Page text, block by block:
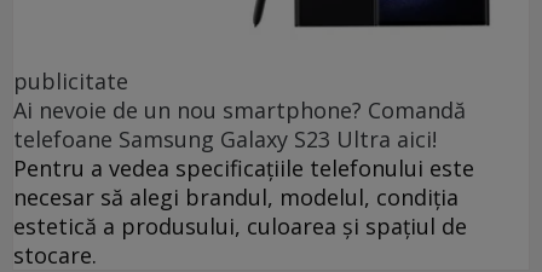
publicitate
Ai nevoie de un nou smartphone? Comandă
telefoane Samsung Galaxy S23 Ultra aici!
Pentru a vedea specificațiile telefonului este
necesar să alegi brandul, modelul, condiția
estetică a produsului, culoarea și spațiul de
stocare.